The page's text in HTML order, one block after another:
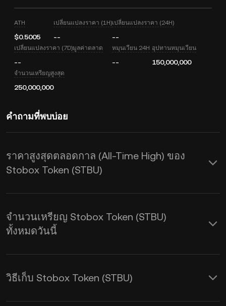
ATH
$0.5005
เปลี่ยนแปลงราคา (1H)
--
เปลี่ยนแปลงราคา (24H)
--
เปลี่ยนแปลงราคา (7D)
--
มูลค่าตลาด หมุนเวียน 24H
--
อุปทานหมุนเวียน
150,000,000
จำนวนเหรียญสูงสุด
250,000,000
คำถามที่พบบ่อย
ราคาสูงสุดตลอดกาล (All-Time High) ของ
Stobox Token (STBU)
จำนวนเหรียญ Stobox Token (STBU)
ทั้งหมดวันนี้
วิธีเก็บ Stobox Token (STBU)